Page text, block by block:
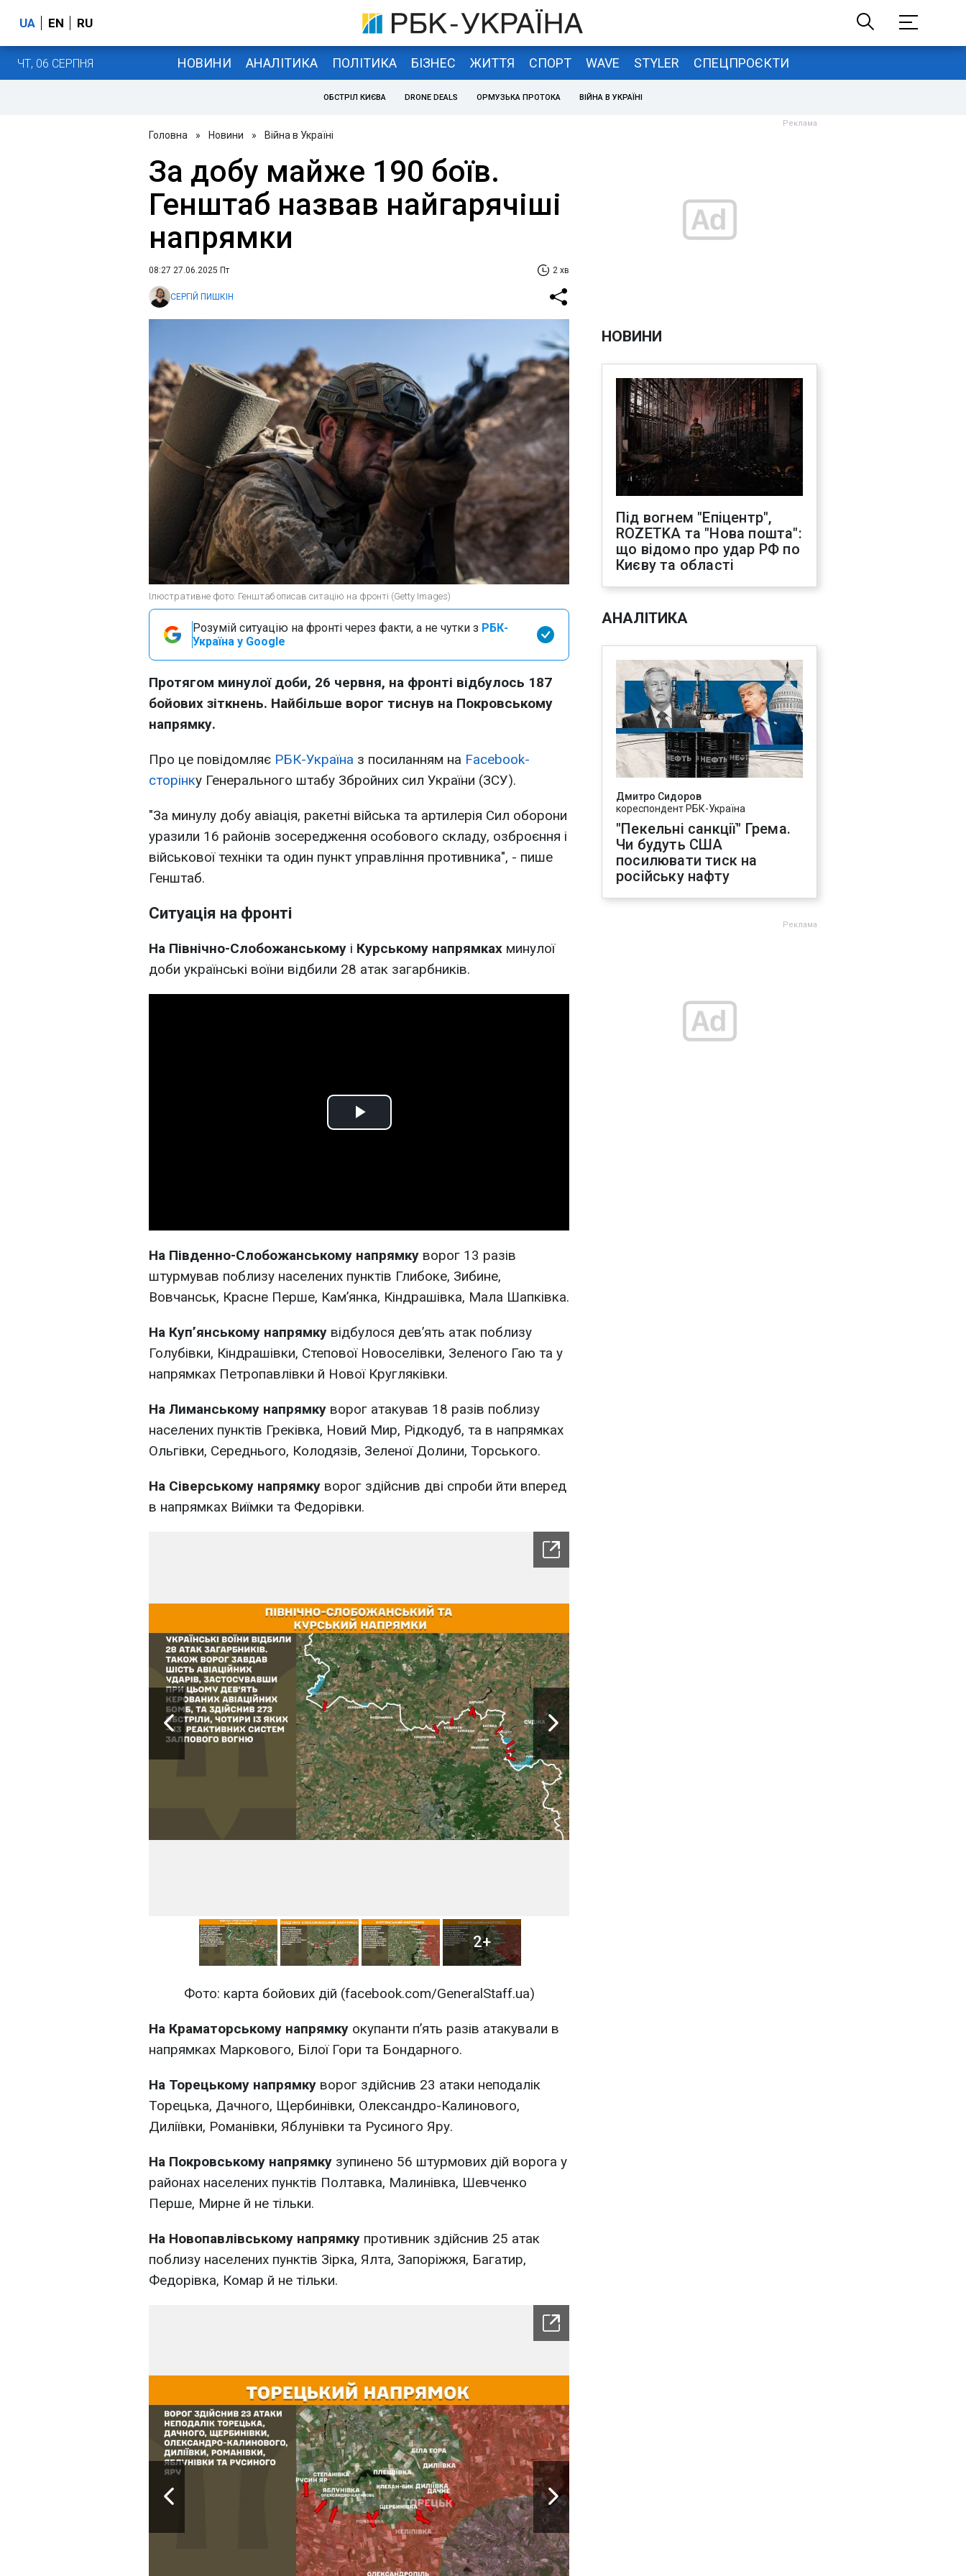
UA EN RU
ЧТ, 06 СЕРПНЯ НОВИНИ АНАЛІТИКА ПОЛІТИКА БІЗНЕС ЖИТТЯ СПОРТ WAVE STYLER СПЕЦПРОЄКТИ
ОБСТРІЛ КИЄВА DRONE DEALS ОРМУЗЬКА ПРОТОКА ВІЙНА В УКРАЇНІ
Головна » Новини » Війна в Україні
За добу майже 190 боїв.
Генштаб назвав найгарячіші
напрямки
08:27 27.06.2025 Пт 2 хв
СЕРГІЙ ПИШКІН
Ілюстративне фото: Генштаб описав ситацію на фронті (Getty Images)
Розумій ситуацію на фронті через факти, а не чутки з РБК-
Україна у Google
Протягом минулої доби, 26 червня, на фронті відбулось 187
бойових зіткнень. Найбільше ворог тиснув на Покровському
напрямку.
Про це повідомляє РБК-Україна з посиланням на Facebook-
сторінку Генерального штабу Збройних сил України (ЗСУ).
"За минулу добу авіація, ракетні війська та артилерія Сил оборони
уразили 16 районів зосередження особового складу, озброєння і
військової техніки та один пункт управління противника", - пише
Генштаб.
Ситуація на фронті
На Північно-Слобожанському і Курському напрямках минулої
доби українські воїни відбили 28 атак загарбників.
Play
На Південно-Слобожанському напрямку ворог 13 разів
штурмував поблизу населених пунктів Глибоке, Зибине,
Вовчанськ, Красне Перше, Кам’янка, Кіндрашівка, Мала Шапківка.
На Куп’янському напрямку відбулося дев’ять атак поблизу
Голубівки, Кіндрашівки, Степової Новоселівки, Зеленого Гаю та у
напрямках Петропавлівки й Нової Кругляківки.
На Лиманському напрямку ворог атакував 18 разів поблизу
населених пунктів Греківка, Новий Мир, Рідкодуб, та в напрямках
Ольгівки, Середнього, Колодязів, Зеленої Долини, Торського.
На Сіверському напрямку ворог здійснив дві спроби йти вперед
в напрямках Виїмки та Федорівки.
2+
Фото: карта бойових дій (facebook.com/GeneralStaff.ua)
На Краматорському напрямку окупанти п’ять разів атакували в
напрямках Маркового, Білої Гори та Бондарного.
На Торецькому напрямку ворог здійснив 23 атаки неподалік
Торецька, Дачного, Щербинівки, Олександро-Калинового,
Диліївки, Романівки, Яблунівки та Русиного Яру.
На Покровському напрямку зупинено 56 штурмових дій ворога у
районах населених пунктів Полтавка, Малинівка, Шевченко
Перше, Мирне й не тільки.
На Новопавлівському напрямку противник здійснив 25 атак
поблизу населених пунктів Зірка, Ялта, Запоріжжя, Багатир,
Федорівка, Комар й не тільки.
НОВИНИ
Під вогнем "Епіцентр",
ROZETKA та "Нова пошта":
що відомо про удар РФ по
Києву та області
АНАЛІТИКА
Дмитро Сидоров
кореспондент РБК-Україна
"Пекельні санкції" Грема.
Чи будуть США
посилювати тиск на
російську нафту